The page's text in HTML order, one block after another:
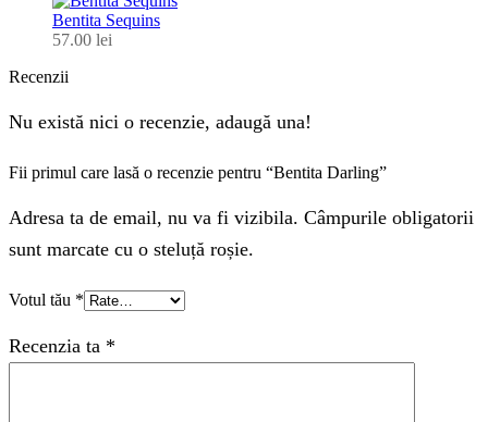
Bentita Sequins
57.00 lei
Recenzii
Nu există nici o recenzie, adaugă una!
Fii primul care lasă o recenzie pentru “Bentita Darling”
Adresa ta de email, nu va fi vizibila. Câmpurile obligatorii
sunt marcate cu o steluță roșie.
Votul tău *
Recenzia ta *